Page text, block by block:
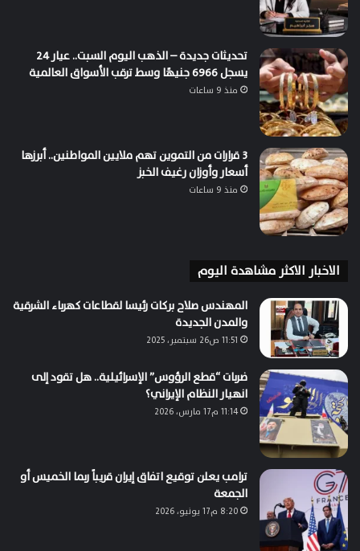
تحديثات جديدة – الذهب اليوم السبت.. عيار 24
يسجل 6966 جنيهًا وسط ترقب الأسواق العالمية
منذ 9 ساعات
3 قرارات من التموين تهم ملايين المواطنين.. أبرزها
أسعار وأوزان رغيف الخبز
منذ 9 ساعات
الاخبار الاكثر مشاهدة اليوم
المهندس صلاح بركات رئيسا لقطاعات كهرباء الشرقية
والمدن الجديدة
11:51 ص26 سبتمبر، 2025
ضربات “قطع الرؤوس” الإسرائيلية.. هل تقود إلى
انهيار النظام الإيراني؟
11:14 م17 مارس، 2026
ترامب يعلن توقيع اتفاق إيران قريباً ربما الخميس أو
الجمعة
8:20 م17 يونيو، 2026